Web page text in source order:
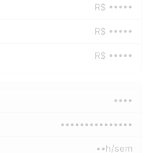
R$ •••••
R$ •••••
R$ •••••
••••
•••••••••••••••
••h/sem